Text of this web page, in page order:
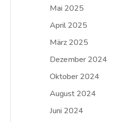
Mai 2025
April 2025
März 2025
Dezember 2024
Oktober 2024
August 2024
Juni 2024